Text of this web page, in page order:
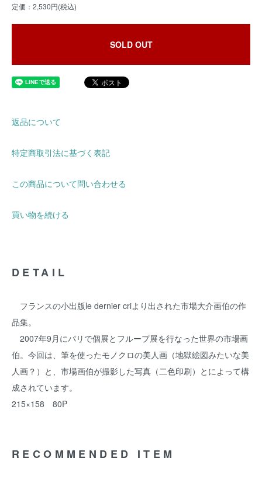
定価：2,530円(税込)
SOLD OUT
返品について
特定商取引法に基づく表記
この商品について問い合わせる
買い物を続ける
DETAIL
フランスの小出版le dernier criより出された市場大介画伯の作
品集。
2007年9月にパリで個展とフループ展を行なった世界の市場画
伯。今回は、筆を使ったモノクロの美人画（地獄絵図みたいな美
人画？）と、市場画伯が撮影した写真（二色印刷）とによって構
成されています。
215×158 80P
RECOMMENDED ITEM